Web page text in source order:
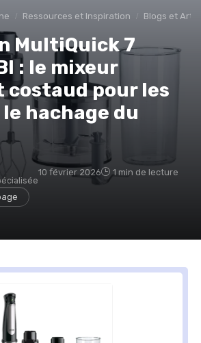
Ressources et Inspiration Blogs et
MultiQuick 7
: le mixeur
costaud pour les
hachage du
10 février 2026 1 min de lecture